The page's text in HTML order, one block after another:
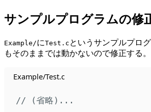
サンプルプログラムの修
Example/にTest.c というサンプルプロ
もそのままでは動かないので修正する。
Example/Test.c
// (省略)...